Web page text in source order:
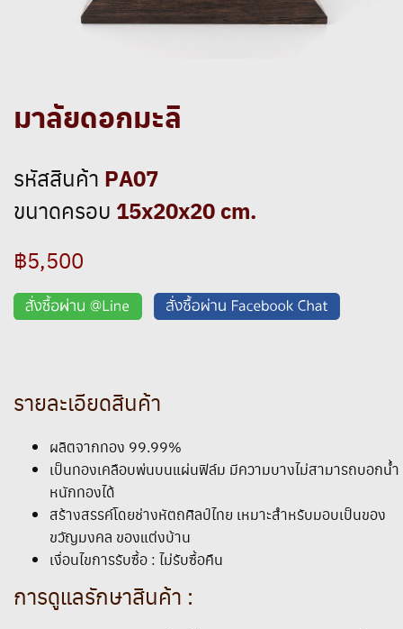
มาลัยดอกมะลิ
รหัสสินค้า PA07
ขนาดครอบ 15x20x20 cm.
฿5,500
รายละเอียดสินค้า
ผลิตจากทอง 99.99%
เป็นทองเคลือบพ่นบนแผ่นฟิล์ม มีความบางไม่สามารถบอกน้ำ
หนักทองได้
สร้างสรรค์โดยช่างหัตถศิลป์ไทย เหมาะสำหรับมอบเป็นของ
ขวัญมงคล ของแต่งบ้าน
เงื่อนไขการรับซื้อ : ไม่รับซื้อคืน
การดูแลรักษาสินค้า :